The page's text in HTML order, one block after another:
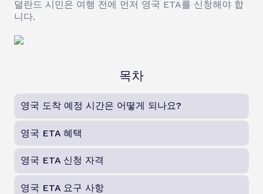
덜란드 시민은 여행 전에 먼저 영국 ETA를 신청해야 합
니다.
목차
영국 도착 예정 시간은 어떻게 되나요?
영국 ETA 혜택
영국 ETA 신청 자격
영국 ETA 요구 사항